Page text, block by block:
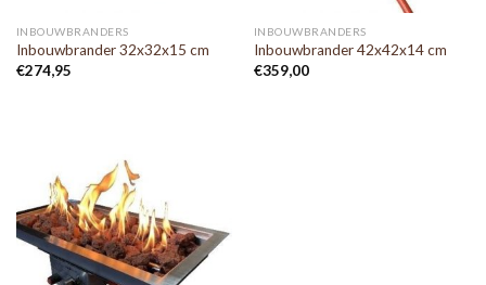
INBOUWBRANDERS
Inbouwbrander 32x32x15 cm
€274,95
INBOUWBRANDERS
Inbouwbrander 42x42x14 cm
€359,00